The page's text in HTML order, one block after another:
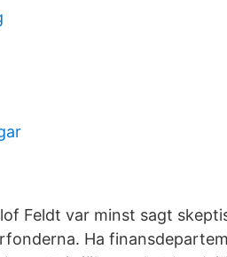
Feldt var minst sagt
Ha